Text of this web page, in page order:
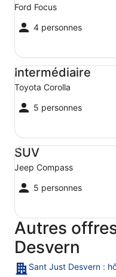
Ford Focus
4 personnes
Intermédiaire
Toyota Corolla
5 personnes
Intermédiaire Toyota
SUV
Jeep Compass
5 personnes
SUV Jeep Compass
Autres
Desvern
Sant Just Desvern :